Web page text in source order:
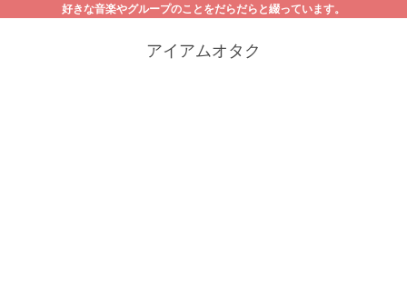
好きな音楽やグループのことをだらだらと綴っています。
アイアムオタク